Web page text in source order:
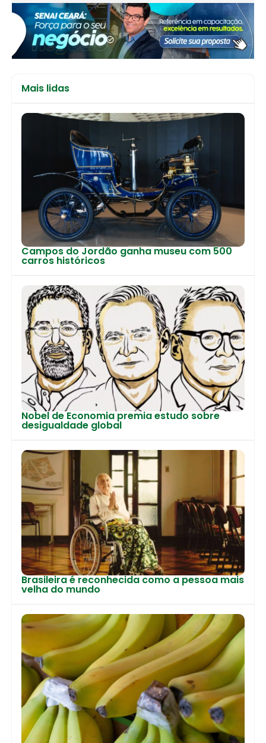
Mais lidas
Campos do Jordão ganha museu com 500
carros históricos
Nobel de Economia premia estudo sobre
desigualdade global
Brasileira é reconhecida como a pessoa mais
velha do mundo